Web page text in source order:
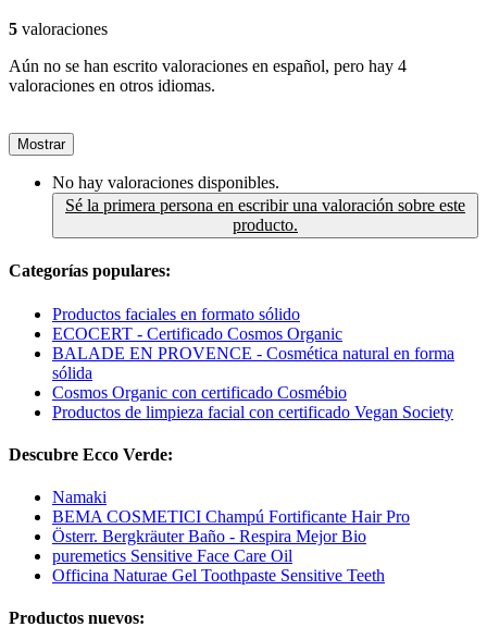
5 valoraciones
Aún no se han escrito valoraciones en español, pero hay 4
valoraciones en otros idiomas.
Mostrar
No hay valoraciones disponibles.
Sé la primera persona en escribir una valoración sobre este
producto.
Categorías populares:
Productos faciales en formato sólido
ECOCERT - Certificado Cosmos Organic
BALADE EN PROVENCE - Cosmética natural en forma
sólida
Cosmos Organic con certificado Cosmébio
Productos de limpieza facial con certificado Vegan Society
Descubre Ecco Verde:
Namaki
BEMA COSMETICI Champú Fortificante Hair Pro
Österr. Bergkräuter Baño - Respira Mejor Bio
puremetics Sensitive Face Care Oil
Officina Naturae Gel Toothpaste Sensitive Teeth
Productos nuevos: